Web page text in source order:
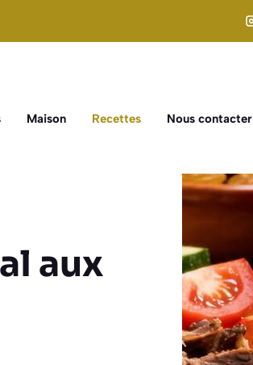
Maison Recettes Nous contacter
aux